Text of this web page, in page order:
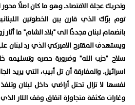
وتحريك عجلة الاقتصاد. وهو ما كان اصلًا
توم برّاك الذي قارن بين الخطوتين
بانضمام لبنان مجددًا الى "بلاد الشام" ما أثار
ويستهدف المقترح الاميركي الذي رد
سلاح "حزب الله" وضرورة حصره وتسليمه
اسرائيل. والمفارقة أن تل أبيب، التي يريد
نفسها لا تزال تحتل أراضي داخل لبنان
وغارات مكثفة متجاوزة اتفاق وقف النار